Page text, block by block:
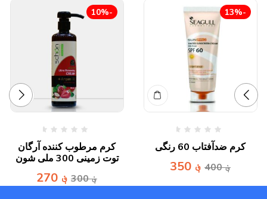
-13%
کرم ضدآفتاب 60 رنگی
؋400 ؋
-10%
کرم مرطوب کننده آرگان
توت زمینی 300 ملی شون
؋300 ؋